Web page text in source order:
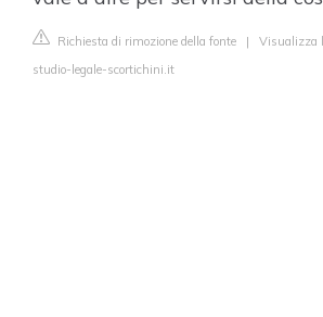
Richiesta di rimozione della fonte | Visualizza
studio-legale-scortichini.it